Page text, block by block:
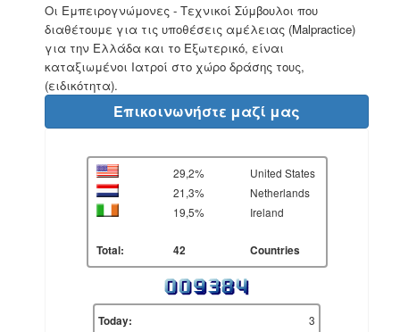
Οι Εμπειρογνώμονες - Τεχνικοί Σύμβουλοι που
διαθέτουμε για τις υποθέσεις αμέλειας (Malpractice)
για την Ελλάδα και το Εξωτερικό, είναι
καταξιωμένοι Ιατροί στο χώρο δράσης τους,
(ειδικότητα).
Επικοινωνήστε μαζί μας
29,2%
United States
21,3%
Netherlands
19,5%
Ireland
Total: 42 Countries
Today:
3